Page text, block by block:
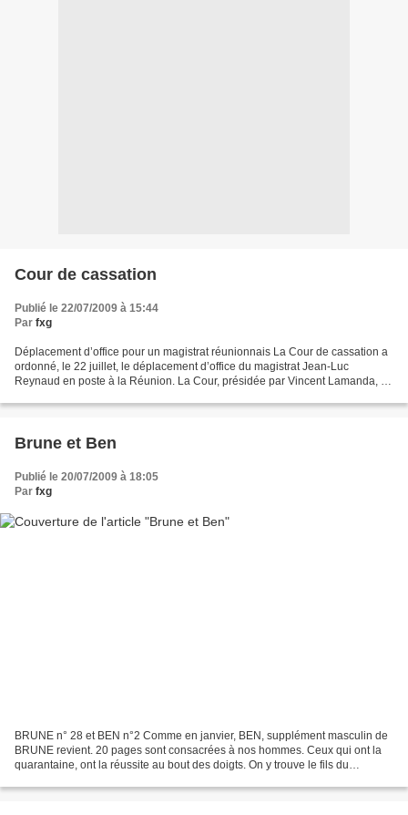
Cour de cassation
Publié le 22/07/2009 à 15:44
Par fxg
Déplacement d’office pour un magistrat réunionnais La Cour de cassation a
ordonné, le 22 juillet, le déplacement d’office du magistrat Jean-Luc
Reynaud en poste à la Réunion. La Cour, présidée par Vincent Lamanda, a
Brune et Ben
Publié le 20/07/2009 à 18:05
Par fxg
BRUNE n° 28 et BEN n°2 Comme en janvier, BEN, supplément masculin de
BRUNE revient. 20 pages sont consacrées à nos hommes. Ceux qui ont la
quarantaine, ont la réussite au bout des doigts. On y trouve le fils du